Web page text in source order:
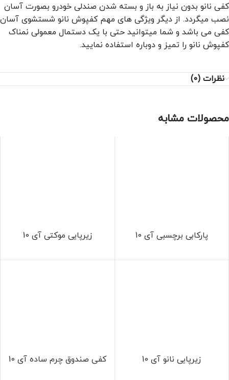
کفی نانو بدون نیاز به باز و بسته شدن صندلی خودرو بصورت آسان
نصب میگردد. از دیگر ویژگی های مهم کفپوش نانو شستشوی آسان
کفی می باشد و شما میتوانید حتی با یک دستمال معمولی نمناک
کفپوش نانو را تمیز و دوباره استفاده نمایید.
نظرات (0)
محصولات مشابه
پارکابی برچسبی آی 10 زیرپایی موکتی آی 10
زیرپایی نانو آی 10 کفی صندوق چرم ساده آی 10